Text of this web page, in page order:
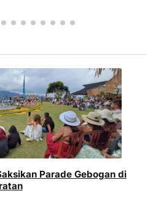
Parade Gebogan di